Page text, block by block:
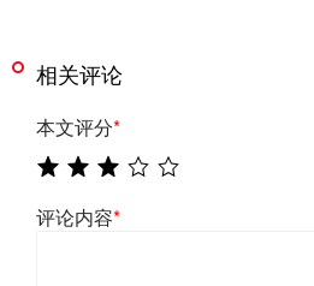
相关评论
本文评分*
评论内容*